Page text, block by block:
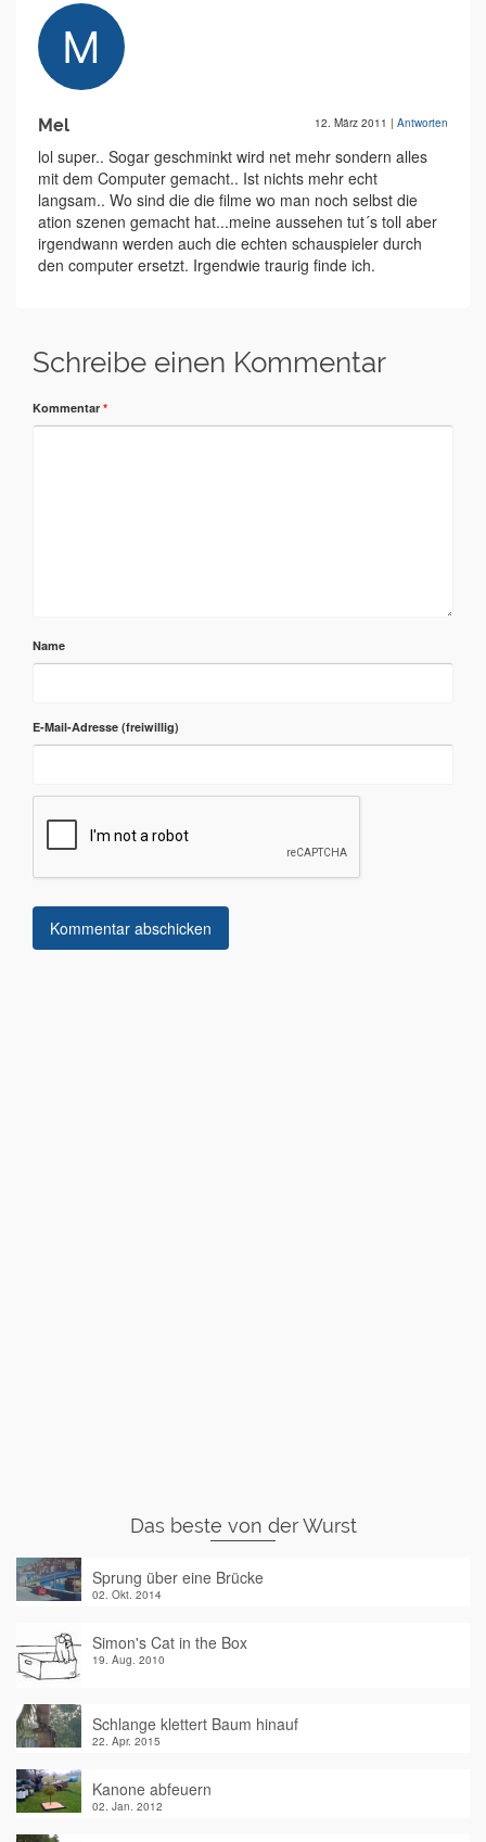
Mel 12. März 2011 | Antworten
lol super.. Sogar geschminkt wird net mehr sondern alles
mit dem Computer gemacht.. Ist nichts mehr echt
langsam.. Wo sind die die filme wo man noch selbst die
ation szenen gemacht hat...meine aussehen tut´s toll aber
irgendwann werden auch die echten schauspieler durch
den computer ersetzt. Irgendwie traurig finde ich.
Schreibe einen Kommentar
Kommentar *
Name
E-Mail-Adresse
Das beste von der Wurst
Sprung über eine Brücke
02. Okt. 2014
Simon's Cat in the Box
19. Aug. 2010
Schlange klettert Baum hinauf
22. Apr. 2015
Kanone abfeuern
02. Jan. 2012